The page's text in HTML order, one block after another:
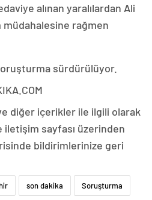
alınan yaralılardan Ali
rağmen
sürdürülüyor.
diğer içerikler ile ilgili olarak
sayfası üzerinden
bildirimlerinize geri
son dakika Soruşturma